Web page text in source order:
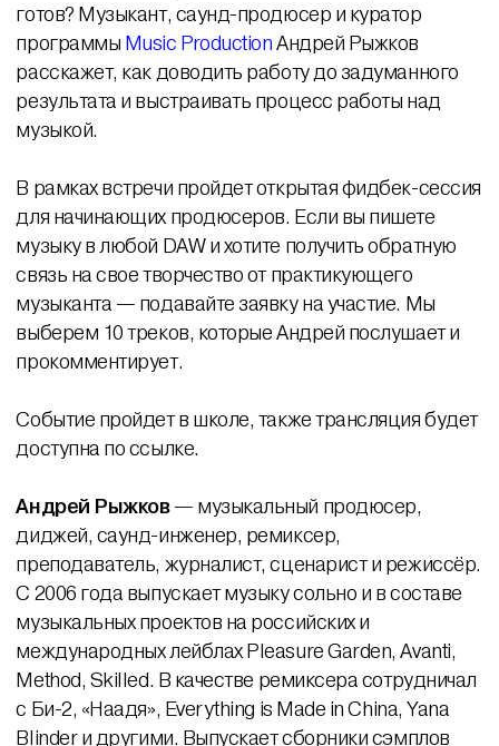
готов? Музыкант, саунд-продюсер и куратор
программы Music ProductionАндрей Рыжков
расскажет, как доводить работу до задуманного
результата и выстраивать процесс работы над
музыкой.
В рамках встречи пройдет открытая фидбек-сессия
для начинающих продюсеров. Если вы пишете
музыку в любой DAW и хотите получить обратную
связь на свое творчество от практикующего
музыканта — подавайте заявку на участие. Мы
выберем 10 треков, которые Андрей послушает и
прокомментирует.
Событие пройдет в школе, также трансляция будет
доступна по ссылке.
Андрей Рыжков— музыкальный продюсер,
диджей, саунд-инженер, ремиксер,
преподаватель, журналист, сценарист и режиссёр.
С 2006 года выпускает музыку сольно и в составе
музыкальных проектов на российских и
международных лейблах Pleasure Garden, Avanti,
Method, Skilled. В качестве ремиксера сотрудничал
с Би-2, «Наадя», Everything is Made in China, Yana
Blinder и другими. Выпускает сборники сэмплов